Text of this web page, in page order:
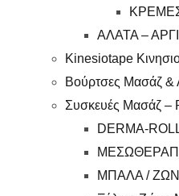
ΑΛΑΤΑ –
Kinesiotape
Βούρτσες Μασάζ &
Συσκευές Μασάζ –
DERMA-
ΜΠΑΛΑ /